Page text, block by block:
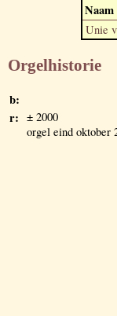
Naam
Unie
Orgelhistorie
b:
r: ± 2000
orgel eind oktober